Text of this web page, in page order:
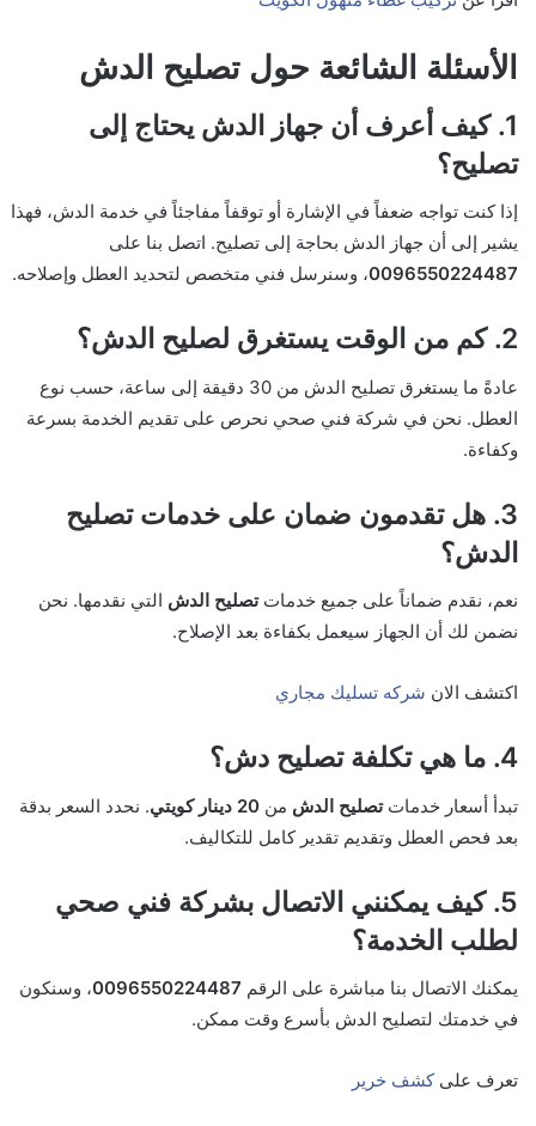
الأسئلة الشائعة حول تصليح الدش
1. كيف أعرف أن جهاز الدش يحتاج إلى
تصليح؟
إذا كنت تواجه ضعفاً في الإشارة أو توقفاً مفاجئاً في خدمة الدش، فهذا
يشير إلى أن جهاز الدش بحاجة إلى تصليح. اتصل بنا على
0096550224487، وسنرسل فني متخصص لتحديد العطل وإصلاحه.
2. كم من الوقت يستغرق لصليح الدش؟
عادةً ما يستغرق تصليح الدش من 30 دقيقة إلى ساعة، حسب نوع
العطل. نحن في شركة فني صحي نحرص على تقديم الخدمة بسرعة
وكفاءة.
3. هل تقدمون ضمان على خدمات تصليح
الدش؟
نعم، نقدم ضماناً على جميع خدماتتصليح الدش التي نقدمها. نحن
نضمن لك أن الجهاز سيعمل بكفاءة بعد الإصلاح.
اكتشف الان شركه تسليك مجاري
4. ما هي تكلفة تصليح دش؟
تبدأ أسعار خدماتتصليح الدش من 20 دينار كويتي
. نحدد السعر بدقة
بعد فحص العطل وتقديم تقدير كامل للتكاليف.
5. كيف يمكنني الاتصال بشركة فني صحي
لطلب الخدمة؟
يمكنك الاتصال بنا مباشرة على الرقم 0096550224487، وسنكون
في خدمتك لتصليح الدش بأسرع وقت ممكن.
تعرف علىكشف خرير